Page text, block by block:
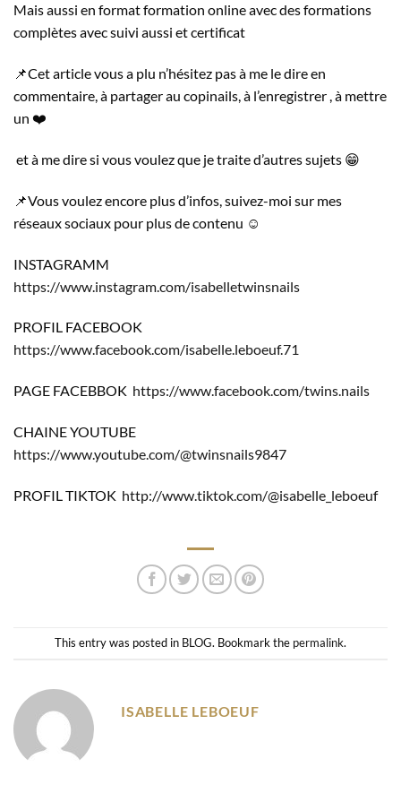
Mais aussi en format formation online avec des formations
complètes avec suivi aussi et certificat
📌Cet article vous a plu n’hésitez pas à me le dire en
commentaire, à partager au copinails, à l’enregistrer , à mettre
un ❤️
et à me dire si vous voulez que je traite d’autres sujets 😁
📌Vous voulez encore plus d’infos, suivez-moi sur mes
réseaux sociaux pour plus de contenu ☺️
INSTAGRAMM
https://www.instagram.com/isabelletwinsnails
PROFIL FACEBOOK
https://www.facebook.com/isabelle.leboeuf.71
PAGE FACEBBOK https://www.facebook.com/twins.nails
CHAINE YOUTUBE
https://www.youtube.com/@twinsnails9847
PROFIL TIKTOK http://www.tiktok.com/@isabelle_leboeuf
This entry was posted in BLOG. Bookmark the permalink.
ISABELLE LEBOEUF